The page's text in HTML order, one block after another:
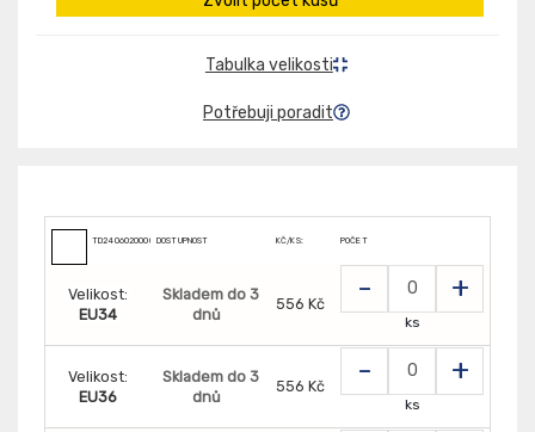
Tabulka velikosti
Potřebuji poradit
TD2406020000000DOSTUPNOST KČ/KS: POČET
Velikost:
EU34
Skladem do 3
dnů
556 Kč - +
ks
Velikost:
EU36
Skladem do 3
dnů
556 Kč - +
ks